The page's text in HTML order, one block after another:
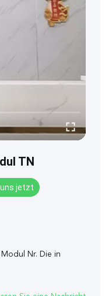
TN
jetzt
Nr. Die in